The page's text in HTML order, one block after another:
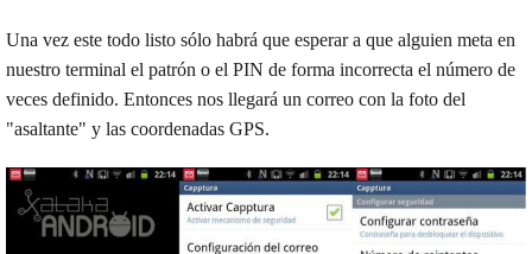
Una vez este todo listo sólo habrá que esperar a que alguien meta en
nuestro terminal el patrón o el PIN de forma incorrecta el número de
veces definido. Entonces nos llegará un correo con la foto del
"asaltante" y las coordenadas GPS.